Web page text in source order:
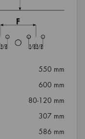
550 mm
600 mm
80-120 mm
307 mm
586 mm